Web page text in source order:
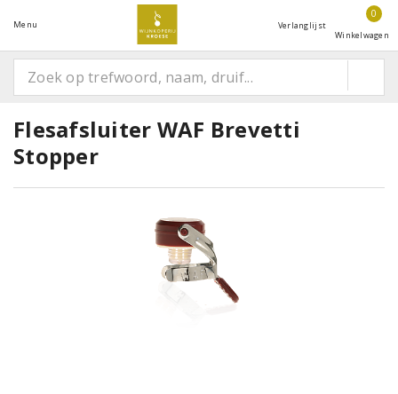
Menu Verlanglijst
0
Winkelwagen
Flesafsluiter WAF Brevetti
Stopper